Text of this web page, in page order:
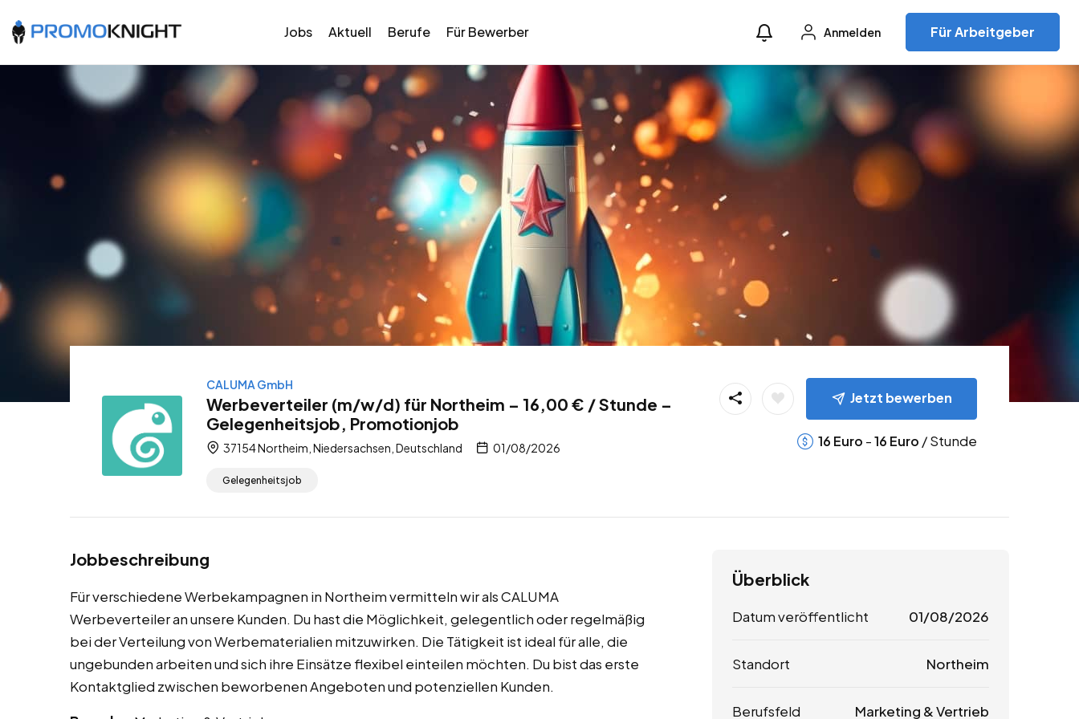
Jobs Aktuell Berufe Für Bewerber Anmelden Für Arbeitgeber
CALUMA GmbH
Werbeverteiler (m/w/d) für Northeim – 16,00 € / Stunde –
Gelegenheitsjob, Promotionjob
37154 Northeim, Niedersachsen, Deutschland 01/08/2026
Gelegenheitsjob
Jetzt bewerben
16 Euro -16 Euro / Stunde
Jobbeschreibung
Für verschiedene Werbekampagnen in Northeim vermitteln wir als CALUMA
Werbeverteiler an unsere Kunden. Du hast die Möglichkeit, gelegentlich oder regelmäßig
bei der Verteilung von Werbematerialien mitzuwirken. Die Tätigkeit ist ideal für alle, die
ungebunden arbeiten und sich ihre Einsätze flexibel einteilen möchten. Du bist das erste
Kontaktglied zwischen beworbenen Angeboten und potenziellen Kunden.
Überblick
Datum veröffentlicht 01/08/2026
Standort Northeim
Berufsfeld Marketing & Vertrieb